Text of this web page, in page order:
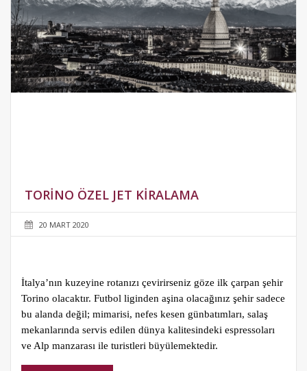
TORINO ÖZEL JET KIRALAMA
20 MART 2020
İtalya’nın kuzeyine rotanızı çevirirseniz göze ilk çarpan şehir
Torino olacaktır. Futbol liginden aşina olacağınız şehir sadece
bu alanda değil; mimarisi, nefes kesen günbatımları, salaş
mekanlarında servis edilen dünya kalitesindeki espressoları
ve Alp manzarası ile turistleri büyülemektedir.